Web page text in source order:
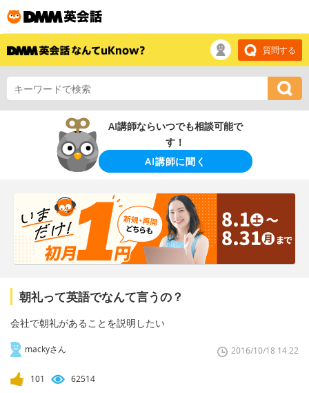
質問する
AI講師ならいつでも相談可能で
す！
AI講師に聞く
朝礼って英語でなんて言うの？
会社で朝礼があることを説明したい
mackyさん 2016/10/18 14:22
101 62514